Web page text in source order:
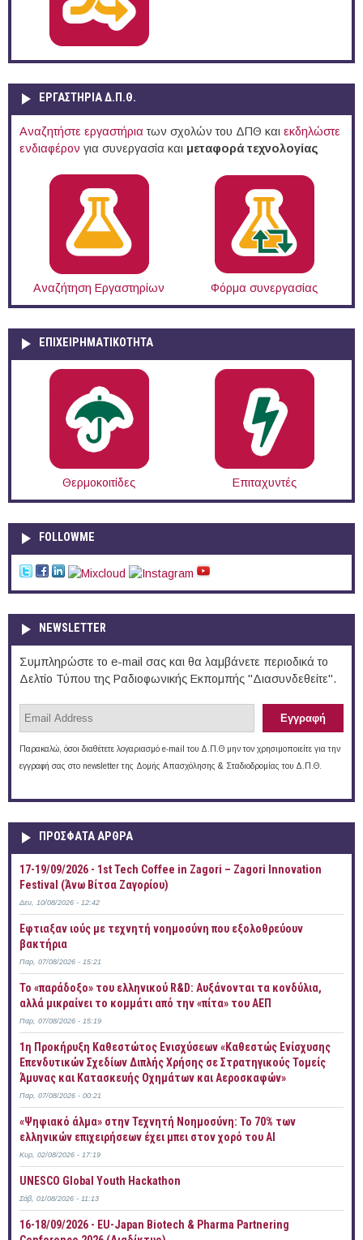
ΕΡΓΑΣΤΗΡΙΑ Δ.Π.Θ.
Αναζητήστε εργαστήρια των σχολών του ΔΠΘ και εκδηλώστε
ενδιαφέρον για συνεργασία και μεταφορά τεχνολογίας
Αναζήτηση Εργαστηρίων Φόρμα συνεργασίας
ΕΠΙΧΕΙΡΗΜΑΤΙΚΟΤΗΤΑ
Θερμοκοιτίδες Επιταχυντές
FOLLOWME
NEWSLETTER
Συμπληρώστε το e-mail σας και θα λαμβάνετε περιοδικά το
Δελτίο Τύπου της Ραδιοφωνικής Εκπομπής "Διασυνδεθείτε".
Παρακαλώ, όσοι διαθέτετε λογαριασμό e-mail του Δ.Π.Θ μην τον χρησιμοποιείτε για την
εγγραφή σας στο newsletter της Δομής Απασχόλησης & Σταδιοδρομίας του Δ.Π.Θ.
ΠΡOΣΦΑΤΑ AΡΘΡΑ
17-19/09/2026 - 1st Tech Coffee in Zagori – Zagori Innovation
Festival (Άνω Βίτσα Ζαγορίου)
Δευ, 10/08/2026 - 12:42
Έφτιαξαν ιούς με τεχνητή νοημοσύνη που εξολοθρεύουν
βακτήρια
Παρ, 07/08/2026 - 15:21
Το «παράδοξο» του ελληνικού R&D: Αυξάνονται τα κονδύλια,
αλλά μικραίνει το κομμάτι από την «πίτα» του ΑΕΠ
Παρ, 07/08/2026 - 15:19
1η Προκήρυξη Καθεστώτος Ενισχύσεων «Καθεστώς Ενίσχυσης
Επενδυτικών Σχεδίων Διπλής Χρήσης σε Στρατηγικούς Τομείς
Άμυνας και Κατασκευής Οχημάτων και Αεροσκαφών»
Παρ, 07/08/2026 - 00:21
«Ψηφιακό άλμα» στην Τεχνητή Νοημοσύνη: Το 70% των
ελληνικών επιχειρήσεων έχει μπει στον χορό του AI
Κυρ, 02/08/2026 - 17:19
UNESCO Global Youth Hackathon
Σάβ, 01/08/2026 - 11:13
16-18/09/2026 - EU-Japan Biotech & Pharma Partnering